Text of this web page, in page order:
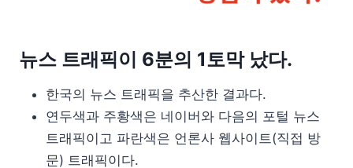
뉴스 트래픽이 6분의 1토막 났다.
한국의 뉴스 트래픽을 추산한 결과다.
연두색과 주황색은 네이버와 다음의 포털 뉴스
트래픽이고 파란색은 언론사 웹사이트(직접 방
문) 트래픽이다.